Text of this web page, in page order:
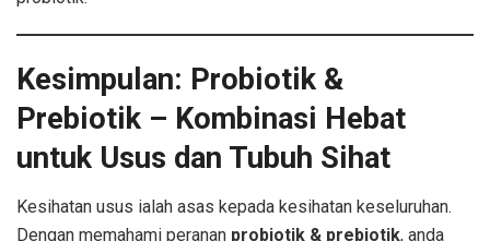
Kesimpulan: Probiotik &
Prebiotik – Kombinasi Hebat
untuk Usus dan Tubuh Sihat
Kesihatan usus ialah asas kepada kesihatan keseluruhan.
Dengan memahami peranan probiotik & prebiotik, anda